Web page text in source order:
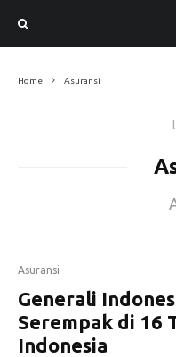
Home Asuransi
Asuransi
Generali
Serempak di 16
Indonesia